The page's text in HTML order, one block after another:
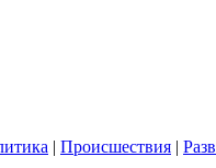
| Происшествия |